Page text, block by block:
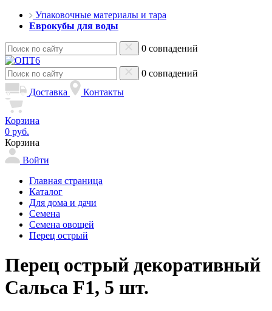
Упаковочные материалы и тара
Еврокубы для воды
0 совпадений
0 совпадений
Доставка
Контакты
Корзина
0 руб.
Корзина
Войти
Главная страница
Каталог
Для дома и дачи
Семена
Семена овощей
Перец острый
Перец острый декоративный
Сальса F1, 5 шт.